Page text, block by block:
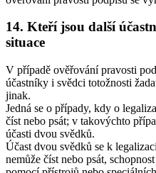
14. Kteří jsou další
situace
V případě ověřování pravosti
účastníky i svědci totožnosti
jinak.
Jedná se o případy, kdy o
číst nebo psát; v takovýchto
účasti dvou svědků.
Účast dvou svědků se k
nemůže číst nebo psát,